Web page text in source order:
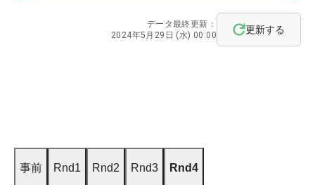
データ最終更新：
2024年5月29日 (水) 00:00
更新する
事前 Rnd1 Rnd2 Rnd3 Rnd4